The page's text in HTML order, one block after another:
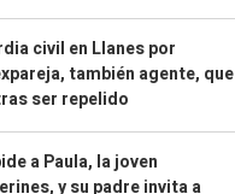
civil en Llanes por
también agente, que
ser repelido
a Paula, la joven
y su padre invita a